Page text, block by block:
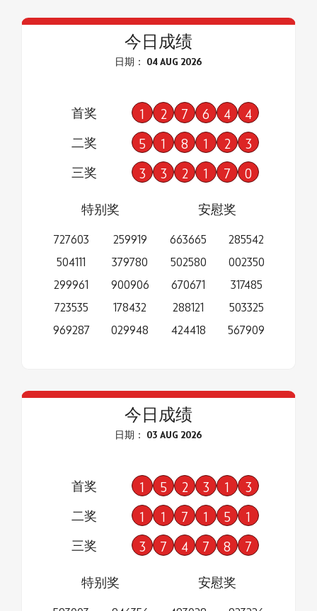
今日成绩
日期： 04 AUG 2026
首奖 1 2 7 6 4 4
二奖 5 1 8 1 2 3
三奖 3 3 2 1 7 0
特别奖
727603
504111
299961
723535
969287
259919
379780
900906
178432
029948
安慰奖
663665
502580
670671
288121
424418
285542
002350
317485
503325
567909
今日成绩
日期： 03 AUG 2026
首奖 1 5 2 3 1 3
二奖 1 1 7 1 5 1
三奖 3 7 4 7 8 7
特别奖
安慰奖